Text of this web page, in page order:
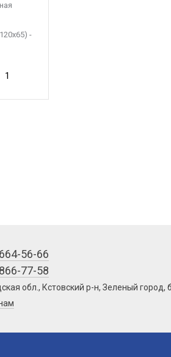
-
56-66
77-58
обл., Кстовский р-н, Зеленый город,